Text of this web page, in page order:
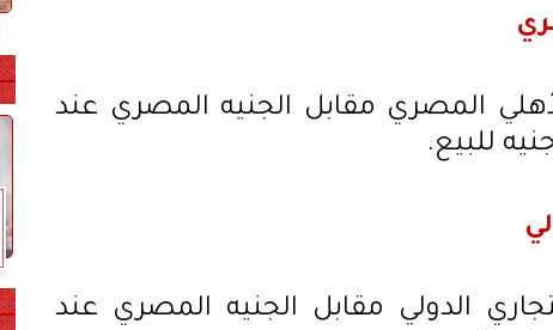
المصري مقابل الجنيه المصري عند
الدولي مقابل الجنيه المصري عند